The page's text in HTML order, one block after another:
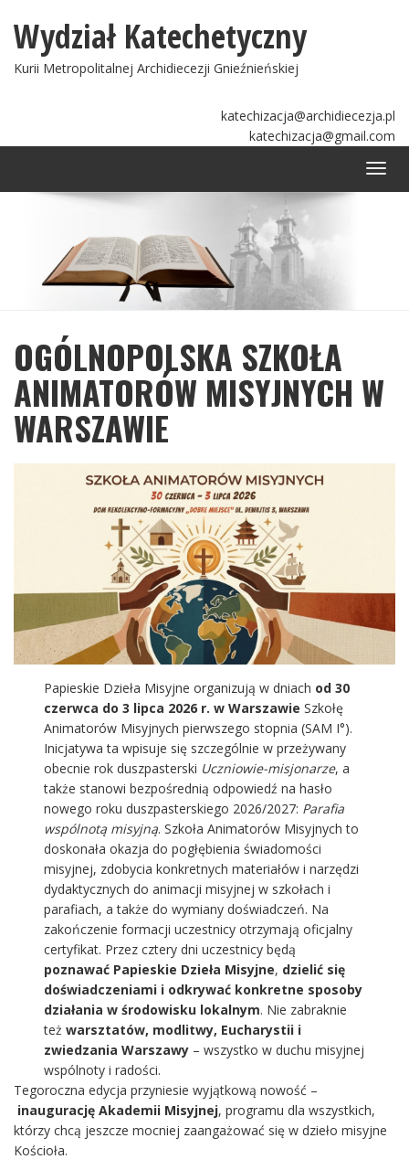
Wydział Katechetyczny
Kurii Metropolitalnej Archidiecezji Gnieźnieńskiej
katechizacja@archidiecezja.pl
katechizacja@gmail.com
OGÓLNOPOLSKA SZKOŁA
ANIMATORÓW MISYJNYCH W
WARSZAWIE
Papieskie Dzieła Misyjne organizują w dniach od 30
czerwca do 3 lipca 2026 r. w Warszawie Szkołę
Animatorów Misyjnych pierwszego stopnia (SAM I°).
Inicjatywa ta wpisuje się szczególnie w przeżywany
obecnie rok duszpasterski Uczniowie-misjonarze, a
także stanowi bezpośrednią odpowiedź na hasło
nowego roku duszpasterskiego 2026/2027: Parafia
wspólnotą misyjną. Szkoła Animatorów Misyjnych to
doskonała okazja do pogłębienia świadomości
misyjnej, zdobycia konkretnych materiałów i narzędzi
dydaktycznych do animacji misyjnej w szkołach i
parafiach, a także do wymiany doświadczeń. Na
zakończenie formacji uczestnicy otrzymają oficjalny
certyfikat. Przez cztery dni uczestnicy będą
poznawać Papieskie Dzieła Misyjne, dzielić się
doświadczeniami i odkrywać konkretne sposoby
działania w środowisku lokalnym. Nie zabraknie
teżwarsztatów, modlitwy, Eucharystii i
zwiedzania Warszawy – wszystko w duchu misyjnej
wspólnoty i radości.
Tegoroczna edycja przyniesie wyjątkową nowość –
inaugurację Akademii Misyjnej, programu dla wszystkich,
którzy chcą jeszcze mocniej zaangażować się w dzieło misyjne
Kościoła.